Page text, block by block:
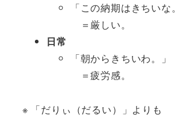
「この納期はきちいな。
＝厳しい。
日常
「朝からきちいわ。」
＝疲労感。
※ 「だりぃ（だるい）」よりも